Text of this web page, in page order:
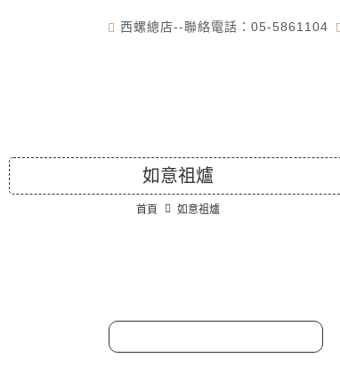
西螺總店--聯絡電話：05-5861104
如意祖爐
首頁 如意祖爐